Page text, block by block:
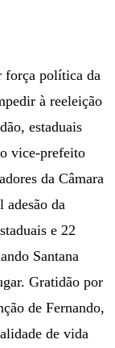
força política da
à reeleição
estaduais
vice-prefeito
da Câmara
da
e 22
Santana
Gratidão por
de Fernando,
de vida